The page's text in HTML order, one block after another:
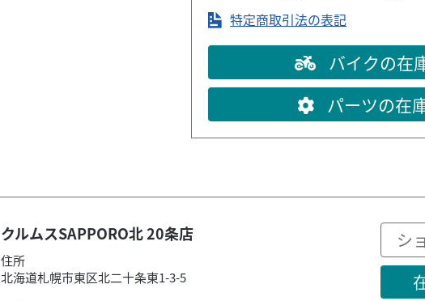
特定商取引法の表記
バイクの在
パーツの在
クルムスSAPPORO北 20条店
住所
北海道札幌市東区北二十条東1-3-5
シ